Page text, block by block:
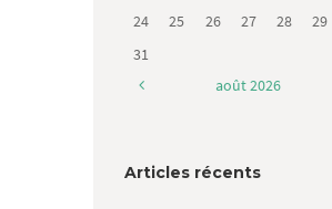
24
25 26 27 28 29
31
août2026
Articles récents